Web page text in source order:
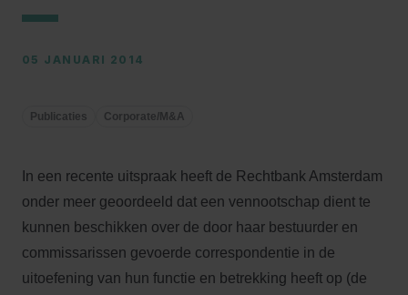
05 JANUARI 2014
Publicaties Corporate/M&A
In een recente uitspraak heeft de Rechtbank Amsterdam
onder meer geoordeeld dat een vennootschap dient te
kunnen beschikken over de door haar bestuurder en
commissarissen gevoerde correspondentie in de
uitoefening van hun functie en betrekking heeft op (de